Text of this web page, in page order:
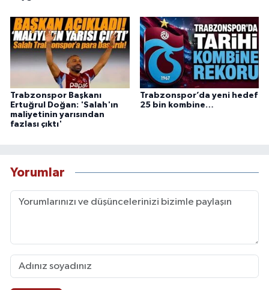
Trabzonspor Başkanı
Ertuğrul Doğan: 'Salah'ın
maliyetinin yarısından
fazlası çıktı'
Trabzonspor’da yeni hedef
25 bin kombine…
Yorumlar